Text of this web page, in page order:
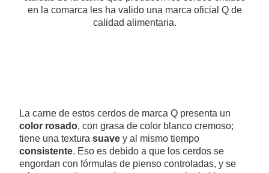
en la comarca les ha valido una marca oficial Q de
calidad alimentaria.
La carne de estos cerdos de marca Q presenta un
color rosado, con grasa de color blanco cremoso;
tiene una textura suave y al mismo tiempo
consistente. Eso es debido a que los cerdos se
engordan con fórmulas de pienso controladas, y se